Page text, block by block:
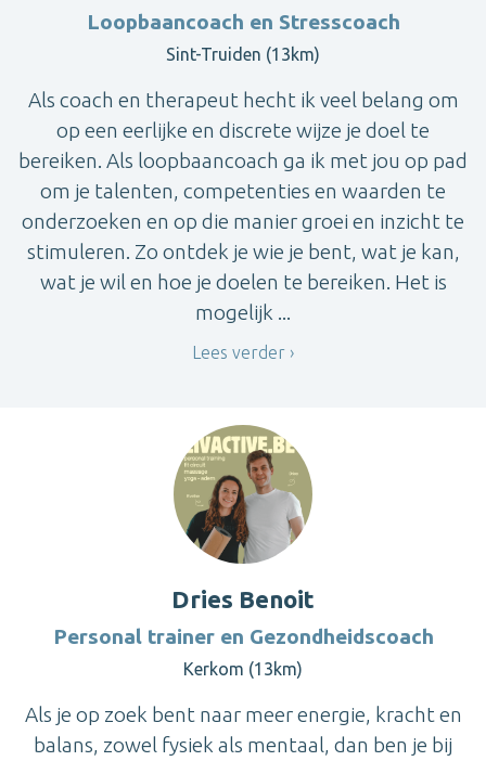
Loopbaancoach en Stresscoach
Sint-Truiden (13km)
Als coach en therapeut hecht ik veel belang om
op een eerlijke en discrete wijze je doel te
bereiken. Als loopbaancoach ga ik met jou op pad
om je talenten, competenties en waarden te
onderzoeken en op die manier groei en inzicht te
stimuleren. Zo ontdek je wie je bent, wat je kan,
wat je wil en hoe je doelen te bereiken. Het is
mogelijk ...
Lees verder
Dries Benoit
Personal trainer en Gezondheidscoach
Kerkom (13km)
Als je op zoek bent naar meer energie, kracht en
balans, zowel fysiek als mentaal, dan ben je bij